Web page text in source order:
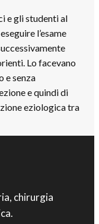
e gli studenti al
l’esame
Lo facevano
e senza
e quindi di
eziologica tra
chirurgia